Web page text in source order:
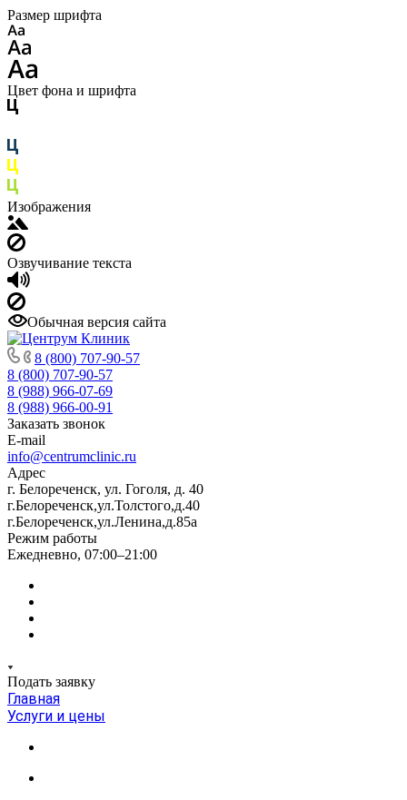
Размер шрифта
Цвет фона и шрифта
Изображения
Озвучивание текста
Обычная версия сайта
8 (800) 707-90-57
8 (800) 707-90-57
8 (988) 966-07-69
8 (988) 966-00-91
Заказать звонок
E-mail
info@centrumclinic.ru
Адрес
г. Белореченск, ул. Гоголя, д. 40
г.Белореченск,ул.Толстого,д.40
г.Белореченск,ул.Ленина,д.85а
Режим работы
Ежедневно, 07:00–21:00
Подать заявку
Главная
Услуги и цены